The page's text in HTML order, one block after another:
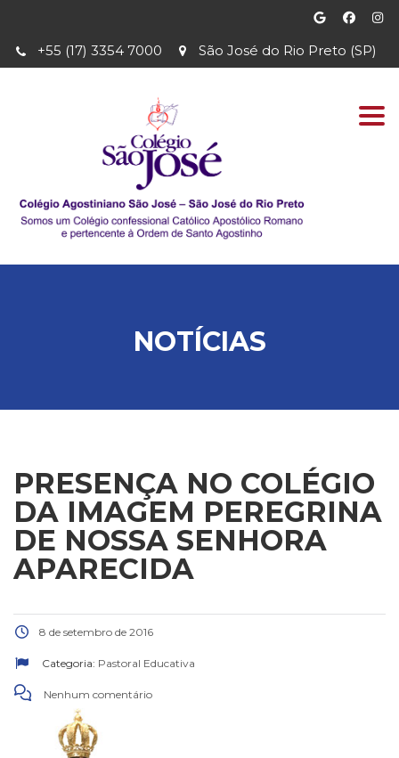
São José do Rio Preto (SP)
+55 (17) 3354 7000
NOTÍCIAS
PRESENÇA NO COLÉGIO
DA IMAGEM PEREGRINA
DE NOSSA SENHORA
APARECIDA
8 de setembro de 2016
Categoria: Pastoral Educativa
Nenhum comentário